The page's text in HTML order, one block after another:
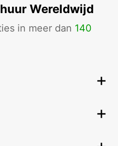
Wereldwijd
in meer dan 140